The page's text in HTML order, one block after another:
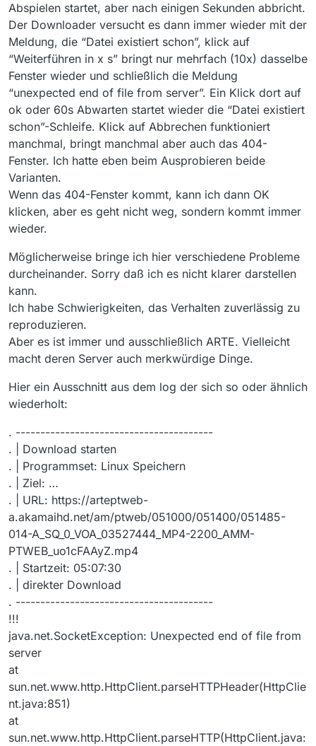
Abspielen startet, aber nach einigen Sekunden abbricht.
Der Downloader versucht es dann immer wieder mit der
Meldung, die “Datei existiert schon”, klick auf
“Weiterführen in x s” bringt nur mehrfach (10x) dasselbe
Fenster wieder und schließlich die Meldung
“unexpected end of file from server”. Ein Klick dort auf
ok oder 60s Abwarten startet wieder die “Datei existiert
schon”-Schleife. Klick auf Abbrechen funktioniert
manchmal, bringt manchmal aber auch das 404-
Fenster. Ich hatte eben beim Ausprobieren beide
Varianten.
Wenn das 404-Fenster kommt, kann ich dann OK
klicken, aber es geht nicht weg, sondern kommt immer
wieder.
Möglicherweise bringe ich hier verschiedene Probleme
durcheinander. Sorry daß ich es nicht klarer darstellen
kann.
Ich habe Schwierigkeiten, das Verhalten zuverlässig zu
reproduzieren.
Aber es ist immer und ausschließlich ARTE. Vielleicht
macht deren Server auch merkwürdige Dinge.
Hier ein Ausschnitt aus dem log der sich so oder ähnlich
wiederholt:
. ----------------------------------------
. | Download starten
. | Programmset: Linux Speichern
. | Ziel: …
. | URL: https://arteptweb-
a.akamaihd.net/am/ptweb/051000/051400/051485-
014-A_SQ_0_VOA_03527444_MP4-2200_AMM-
PTWEB_uo1cFAAyZ.mp4
. | Startzeit: 05:07:30
. | direkter Download
. ----------------------------------------
!!!
java.net.SocketException: Unexpected end of file from
server
at
sun.net.www.http.HttpClient.parseHTTPHeader(HttpClie
nt.java:851)
at
sun.net.www.http.HttpClient.parseHTTP(HttpClient.java: